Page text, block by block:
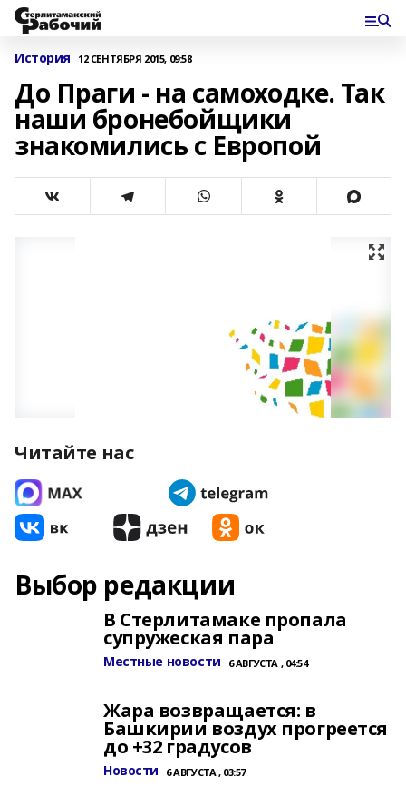
История 12 СЕНТЯБРЯ 2015, 09:58
До Праги - на самоходке. Так
наши бронебойщики
знакомились с Европой
Читайте нас
Выбор редакции
В Стерлитамаке пропала
супружеская пара
Местные новости 6 АВГУСТА , 04:54
Жара возвращается: в
Башкирии воздух прогреется
до +32 градусов
Новости 6 АВГУСТА , 03:57